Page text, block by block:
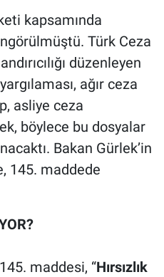
kapsamında
Türk Ceza
düzenleyen
ağır ceza
asliye ceza
böylece bu dosyalar
Bakan Gürlek’in
145. maddede
maddesi, “Hırsızlık